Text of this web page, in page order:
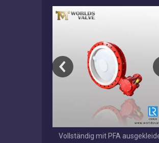
Vollständig mit PFA